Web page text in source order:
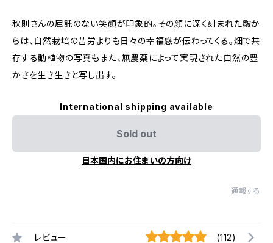
秋則さんの屈託のない笑顔が印象的。その顔に深く刻まれた皺か
らは、自然栽培の苦労よりも日々の幸福感が伝わってくる。畑で共
存する動植物の写真もまた、無農薬によって実現された自然の豊
かさを生き生きと写し出す。
International shipping available
Sold out
日本国内にお住まいの方向け
通報する
レビュー (112)